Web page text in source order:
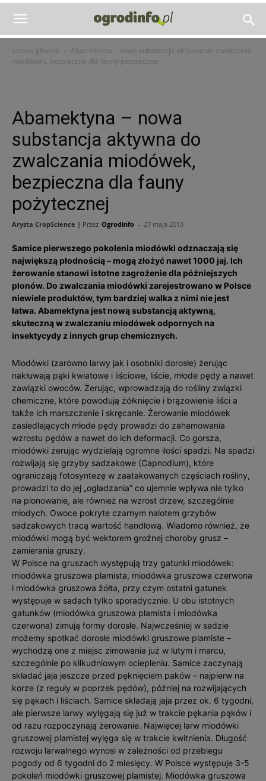
Strona główna
Abamektyna – nowa substancja aktywna do zwalczania
miodówek, bezpieczna dla fauny pożytecznej
Abamektyna – nowa
substancja aktywna do
zwalczania miodówek,
bezpieczna dla fauny
pożytecznej
Arysta CropScience | Przez Ogrodinfo - 27 maja 2013
Samice pierwszego pokolenia miodówki odznaczają się
największą płodnością – mogą złożyć nawet 1000 jaj. Ich
żerowanie stanowi istotne zagrożenie dla późniejszych
plonów. Do zwalczania miodówki zarejestrowano w Polsce
niewiele produktów, tym bardziej walka z nimi nie jest
łatwa. Abamektyna jest nową substancją aktywną,
skuteczną w zwalczaniu miodówek odpornych na
insektycydy z innych grup chemicznych.
Miodówki (zarówno larwy jak i osobniki dorosłe) żerując
nakłuwają pąki kwiatowe i liściowe, liście, młode pędy a nawet
zawiązki owoców. Żerując, wprowadzają do rośliny związki
chemiczne, które powodują żółknięcie i brązowienie liści a
także ich marszczenie i skręcanie. Żerowanie miodówek
zasiedlających młode pędy prowadzi do zahamowania
wzrostu pędów a nawet do ich deformacji. Co gorsza,
miodówki żerując wydzielają ogromne ilości spadzi. Na spadzi
rozwijają się grzyby sadzakowe (Capnodium), które
ograniczają fotosyntezę w zaatakowanych częściach rośliny,
prowadzi to do jej „ogładzania” co ujemnie wpływa nie tylko
na plonowanie, ale również na wzrost drzew, szczególnie
młodych. Owoce pokryte czarnym nalotem grzybów
sadzakowych tracą wartość handlową. Wiadomo również, że
miodówki mogą być wektorem groźnej choroby grusz –
zamierania gruszy.
W Polsce na gruszach występują trzy gatunki miodówek:
miodówka gruszowa plamista, miodówka gruszowa czerwona
i miodówka gruszowa żółta, przy czym ostatni gatunek
występuje w sadach tylko sporadycznie. U obu istotnych
gatunków (miodówka gruszowa plamista i miodówka
czerwona) zimują formy dorosłe. Najwcześniej w sadzie
możemy spotkać dorosłe miodówki gruszowe plamiste –
wychodzą one z miejsc zimowania już w lutym i marcu,
szczególnie po kilkudniowym ociepleniu. Samice zaczynają
składać jaja jeszcze przed pęknięciem paków – najpierw na
korze (z reguły w poprzek pędów), później na rozwijających
się pąkach i liściach. Samice składają jaja przez ok. 6 tygodni,
ale pierwsze larwy wylęgają się już w trakcie pękania pąków i
od razu rozpoczynają żerowanie. Najwięcej larw miodówki
gruszowej plamistej wylęga się w trakcie kwitnienia. Długość
rozwoju larwalnego wynosi w zależności od przebiegu
pogody od 6 tygodni do 2 miesięcy. W Polsce występuje 3-5
pokoleń miodówki gruszowej plamistej. Miodówka gruszowa